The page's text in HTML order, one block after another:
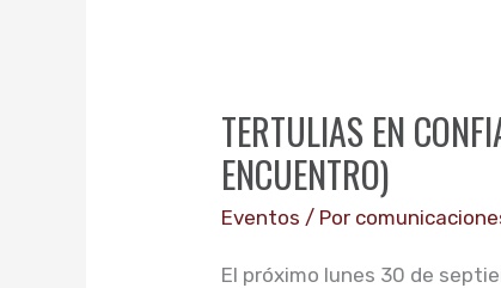
TERTULIAS EN
ENCUENTRO)
Eventos / Por
El próximo lunes 30 de
CONFIANZA,
SEPTIEMBRE
(ÚLTIMO